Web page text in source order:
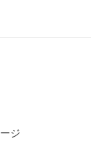
ジ